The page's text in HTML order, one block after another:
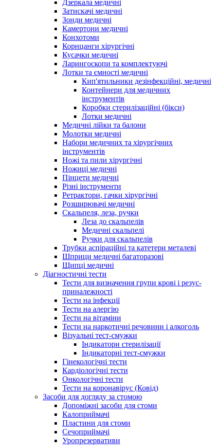
Дзеркала медичні
Затискачі медичні
Зонди медичні
Камертони медичні
Конхотоми
Корнцанги хірургічні
Кусачки медичні
Ларингоскопи та комплектуючі
Лотки та ємності медичні
Кип'ятильники дезінфекційні, медичні
Контейнери для медичних
інструментів
Коробки стерилізаційні (бікси)
Лотки медичні
Медичні лійки та балони
Молотки медичні
Набори медичних та хірургічних
інструментів
Ножі та пили хірургічні
Ножиці медичні
Пінцети медичні
Різні інструменти
Ретрактори, гачки хірургічні
Розширювачі медичні
Скальпеля, леза, ручки
Леза до скальпелів
Медичні скальпелі
Ручки для скальпелів
Трубки аспіраційні та катетери металеві
Шприци медичні багаторазові
Щипці медичні
Діагностичні тести
Тести для визначення групи крові і резус-
приналежності
Тести на інфекції
Тести на алергію
Тести на вітаміни
Тести на наркотичні речовини і алкоголь
Візуальні тест-смужки
Індикатори стерилізації
Індикаторні тест-смужки
Гінекологічні тести
Кардіологічні тести
Онкологічні тести
Тести на коронавірус (Ковід)
Засоби для догляду за стомою
Допоміжні засоби для стоми
Калоприймачі
Пластини для стоми
Сечоприймачі
Уропрезервативи